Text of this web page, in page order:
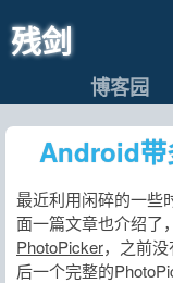
残剑
博客园
Android带
最近利用闲碎的一些
面一篇文章也介绍了，
PhotoPicker，之前
后一个完整的